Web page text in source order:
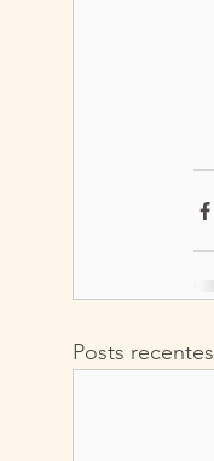
Posts recentes